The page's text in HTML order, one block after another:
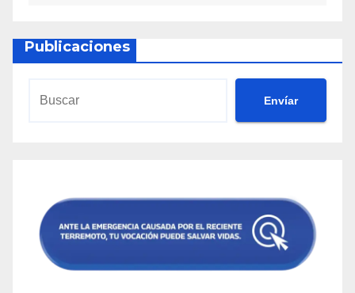
Publicaciones
Envíar